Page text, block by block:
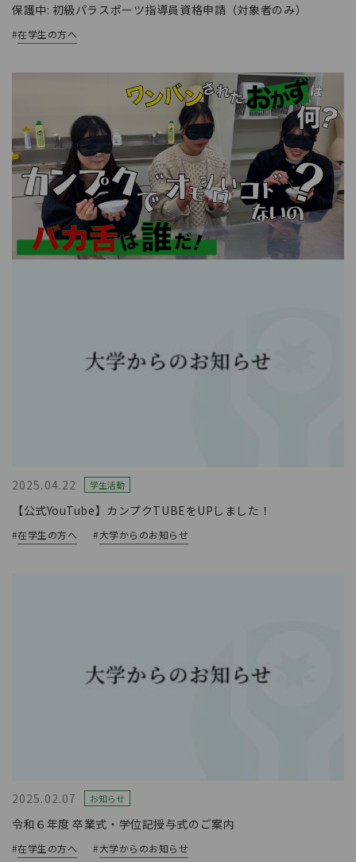
保護中: 初級パラスポーツ指導員資格申請（対象者のみ）
#在学生の方へ
2025.04.22 学生活動
【公式YouTube】カンプクTUBEをUPしました！
#在学生の方へ #大学からのお知らせ
2025.02.07 お知らせ
令和６年度 卒業式・学位記授与式のご案内
#在学生の方へ #大学からのお知らせ